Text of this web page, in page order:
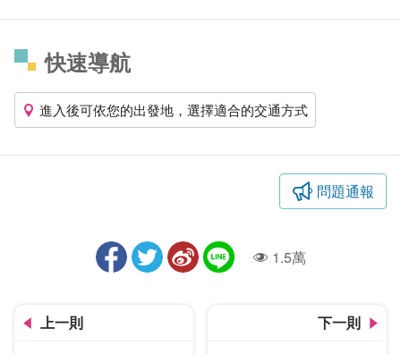
快速導航
進入後可依您的出發地，選擇適合的交通方式
問題通報
人氣1.5萬
上一則 下一則